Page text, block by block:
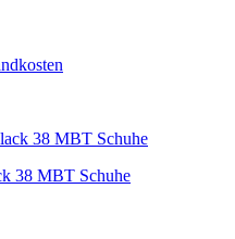
38 MBT Schuhe